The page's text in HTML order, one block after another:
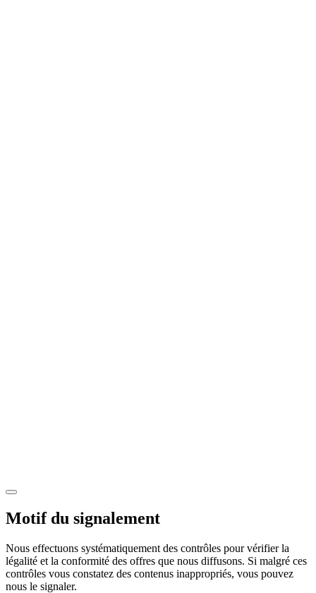
Motif du signalement
Nous effectuons systématiquement des contrôles pour vérifier la
légalité et la conformité des offres que nous diffusons. Si malgré ces
contrôles vous constatez des contenus inappropriés, vous pouvez
nous le signaler.